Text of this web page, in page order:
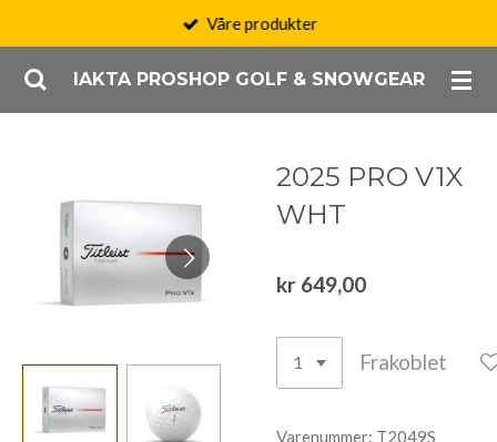
hovedinnholdIAKTA PROSHOP GOLF & SNOWGEAR
Våre produkter
2025 PRO V1X
WHT
kr 649,00
Frakoblet
Varenummer: T2049S